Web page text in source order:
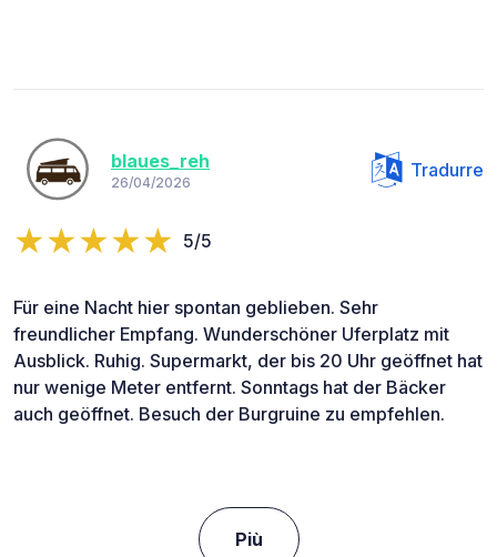
blaues_reh
26/04/2026
Tradurre
5/5
Für eine Nacht hier spontan geblieben. Sehr
freundlicher Empfang. Wunderschöner Uferplatz mit
Ausblick. Ruhig. Supermarkt, der bis 20 Uhr geöffnet hat
nur wenige Meter entfernt. Sonntags hat der Bäcker
auch geöffnet. Besuch der Burgruine zu empfehlen.
Più